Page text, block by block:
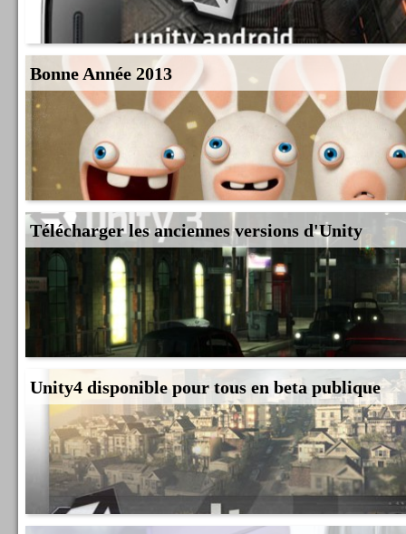
Bonne Année 2013
Télécharger les anciennes versions d'Unity
Unity4 disponible pour tous en beta publique